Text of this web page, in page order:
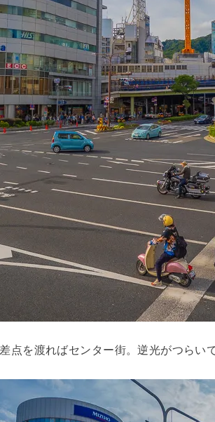
点を渡ればセンター街。逆光がつらい